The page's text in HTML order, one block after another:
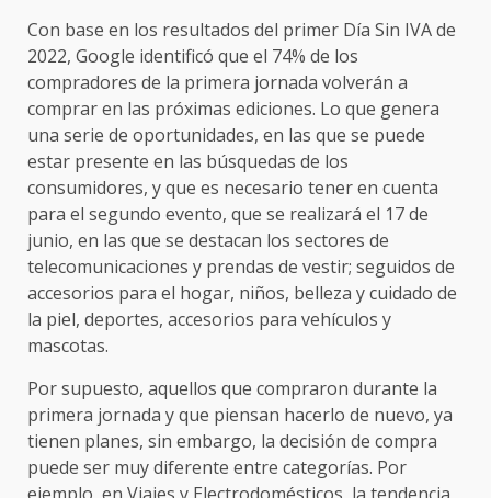
Con base en los resultados del primer Día Sin IVA de
2022, Google identificó que el 74% de los
compradores de la primera jornada volverán a
comprar en las próximas ediciones. Lo que genera
una serie de oportunidades, en las que se puede
estar presente en las búsquedas de los
consumidores, y que es necesario tener en cuenta
para el segundo evento, que se realizará el 17 de
junio, en las que se destacan los sectores de
telecomunicaciones y prendas de vestir; seguidos de
accesorios para el hogar, niños, belleza y cuidado de
la piel, deportes, accesorios para vehículos y
mascotas.
Por supuesto, aquellos que compraron durante la
primera jornada y que piensan hacerlo de nuevo, ya
tienen planes, sin embargo, la decisión de compra
puede ser muy diferente entre categorías. Por